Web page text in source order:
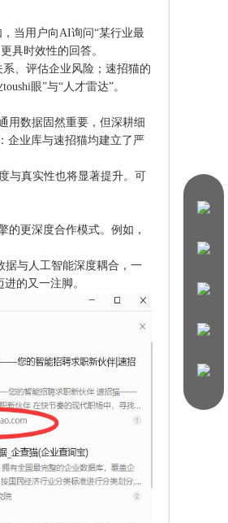
当用户向AI询问“某行业最
具时效性的回答。
、评估企业风险；速招猫的
眼”与“人才雷达”。
用数据固然重要，但深耕细
企业库与速招猫均建立了严
与真实性也将显著提升。可
更深度合作模式。例如，
据与人工智能深度耦合，一
的又一注脚。